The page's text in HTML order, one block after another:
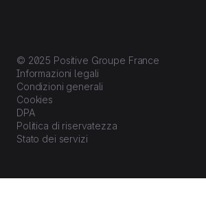
© 2025 Positive Groupe France
Informazioni legali
Condizioni generali
Cookies
DPA
Politica di riservatezza
Stato dei servizi